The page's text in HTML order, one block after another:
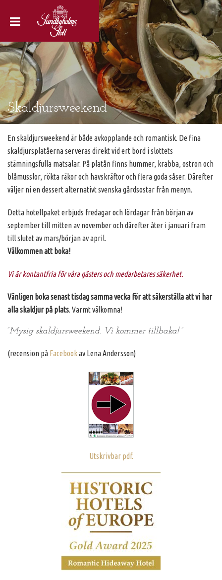
Skaldjursweekend
En skaldjursweekend är både avkopplande och romantisk. De fina
skaldjursplatåerna serveras direkt vid ert bord i slottets
stämningsfulla matsalar. På platån finns hummer, krabba, ostron och
blåmusslor, rökta räkor och havskräftor och flera goda såser. Därefter
väljer ni en dessert alternativt svenska gårdsostar från menyn.
Detta hotellpaket erbjuds fredagar och lördagar från början av
september till mitten av november och därefter åter i januari fram
till slutet av mars/början av april.
Välkommen att boka!
Vi är kontantfria för våra gästers och medarbetares säkerhet.
Vänligen boka senast tisdag samma vecka för att säkerställa att vi har
alla skaldjur på plats. Varmt välkomna!
”Mysig skaldjursweekend. Vi kommer tillbaka! ”
(recension på Facebookav Lena Andersson)
Utskrivbar pdf.